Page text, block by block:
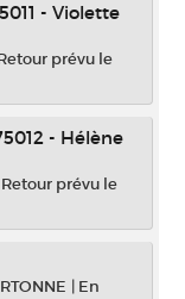
- Violette
prévu le
- Hélène
Retour prévu le
| En